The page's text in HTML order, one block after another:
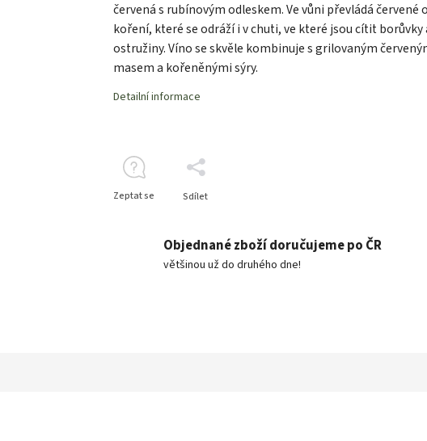
červená s rubínovým odleskem. Ve vůni převládá červené
koření, které se odráží i v chuti, ve které jsou cítit borůvky
ostružiny. Víno se skvěle kombinuje s grilovaným
masem a kořeněnými sýry.
Detailní informace
Zeptat se Sdílet
Objednané zboží doručujeme po ČR
většinou už do druhého dne!